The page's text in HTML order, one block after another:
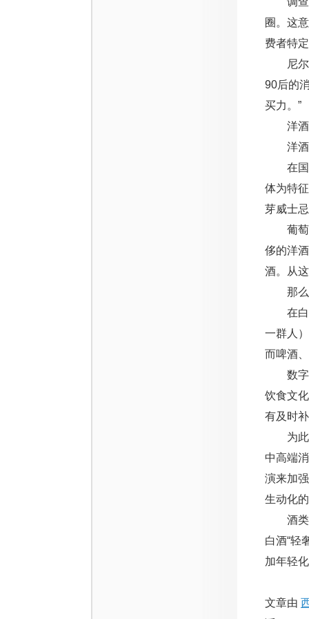
圈。这
费者特
尼尔森
90后的
买力。”
洋酒
洋酒
在国内
体为特
芽威士
葡萄酒
侈的洋
酒。从
那么，
在白酒
一群人
而啤酒
数字对
饮食文
有及时
为此，
中高端
演来加
生动化
酒类消
白酒“轻
加年轻
文章由